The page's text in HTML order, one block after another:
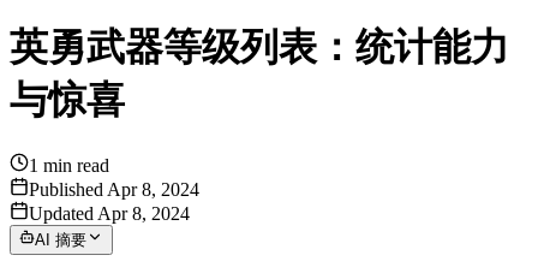
英勇武器等级列表：统计能力
与惊喜
1 min read
Published Apr 8, 2024
Updated Apr 8, 2024
AI 摘要